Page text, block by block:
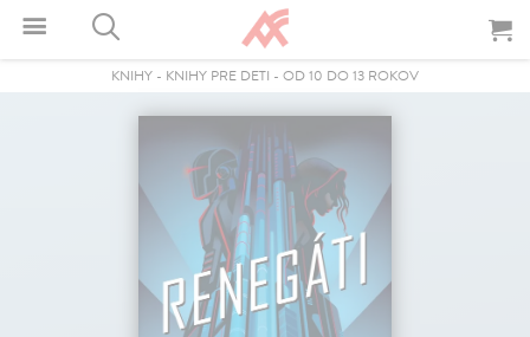
KNIHY - KNIHY PRE DETI - OD 10 DO 13 ROKOV